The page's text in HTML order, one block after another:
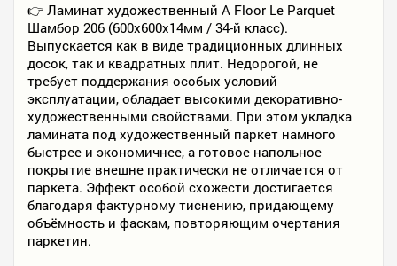
ФОТО РАБОТ
КОНТАКТЫ
ПОЛЕЗНОЕ
👉 Ламинат художественный A Floor Le Parquet
Шамбор 206 (600х600х14мм / 34-й класс).
Выпускается как в виде традиционных длинных
досок, так и квадратных плит. Недорогой, не
требует поддержания особых условий
эксплуатации, обладает высокими декоративно-
художественными свойствами. При этом укладка
ламината под художественный паркет намного
быстрее и экономичнее, а готовое напольное
покрытие внешне практически не отличается от
паркета. Эффект особой схожести достигается
благодаря фактурному тиснению, придающему
объёмность и фаскам, повторяющим очертания
паркетин.